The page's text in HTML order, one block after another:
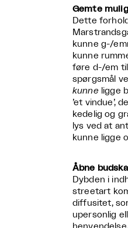
Gemte
Dette
kunne g-/
kunne
føre d-/em til
spørgsmål
kunne ligge
’et vindue’,
kedelig og
lys ved at
kunne ligge
Åbne
Dybden i
streetart
diffusitet,
upersonlig